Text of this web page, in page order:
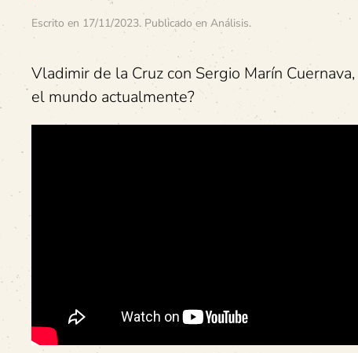
Escrito en 17/11/2023. Publicado en Análisis.
Vladimir de la Cruz con Sergio Marín
el mundo actualmente?